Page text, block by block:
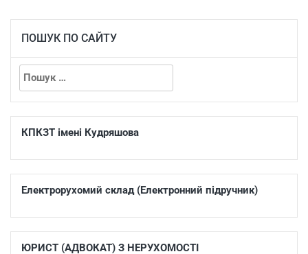
ПОШУК ПО САЙТУ
КПКЗТ імені Кудряшова
Електрорухомий склад (Електронний підручник)
ЮРИСТ (АДВОКАТ) З НЕРУХОМОСТІ